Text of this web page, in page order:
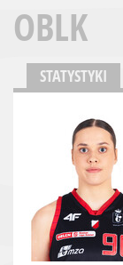
OBLK
STATYSTYKI